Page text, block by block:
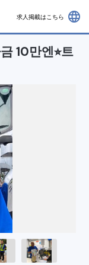
求人掲載はこちら language
10만엔⭐︎트